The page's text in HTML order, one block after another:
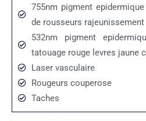
755nm pigment
de rousseurs rajeunissement
532nm pigment
tatouage rouge levres jaune
Laser vasculaire
Rougeurs couperose
Taches